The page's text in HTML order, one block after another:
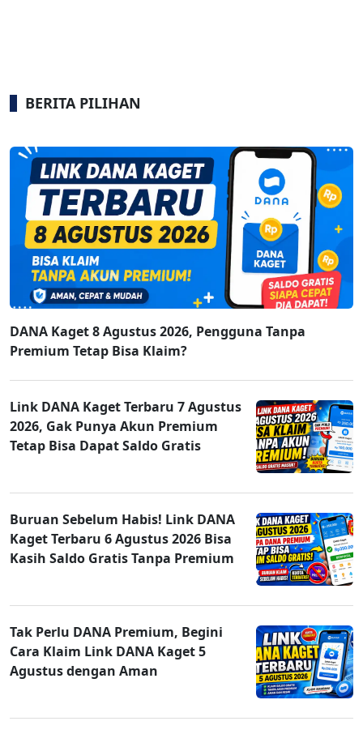
BERITA PILIHAN
DANA Kaget 8 Agustus 2026, Pengguna Tanpa
Premium Tetap Bisa Klaim?
Link DANA Kaget Terbaru 7 Agustus
2026, Gak Punya Akun Premium
Tetap Bisa Dapat Saldo Gratis
Buruan Sebelum Habis! Link DANA
Kaget Terbaru 6 Agustus 2026 Bisa
Kasih Saldo Gratis Tanpa Premium
Tak Perlu DANA Premium, Begini
Cara Klaim Link DANA Kaget 5
Agustus dengan Aman